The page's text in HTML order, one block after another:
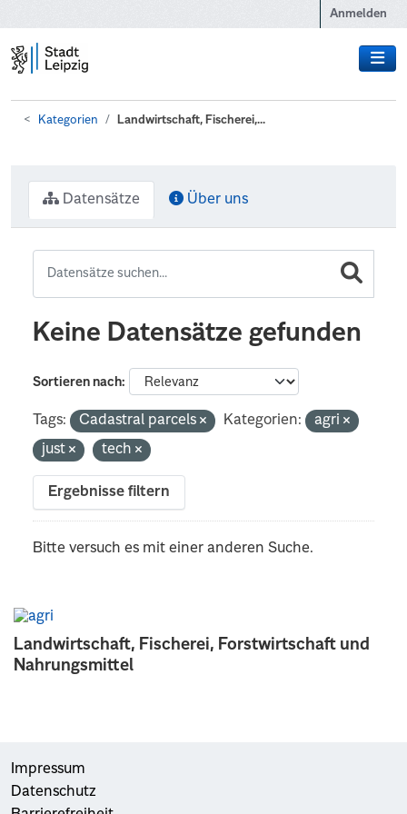
Anmelden
Kategorien Landwirtschaft, Fischerei,...
Landwirtschaft, Fischerei, Forstwirtschaft und
Nahrungsmittel
Datensätze Über uns
Keine Datensätze gefunden
Sortieren nach
Tags: Cadastral parcels Kategorien:
agri
just
tech
Ergebnisse filtern
Bitte versuch es mit einer anderen Suche.
Impressum
Datenschutz